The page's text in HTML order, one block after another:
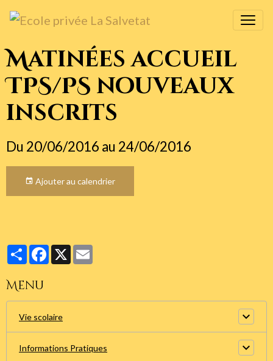
Matinées accueil
TPS/PS nouveaux
inscrits
Du 20/06/2016 au 24/06/2016
Ajouter au calendrier
PartagerFacebook
X
Menu
Vie scolaire
Informations Pratiques